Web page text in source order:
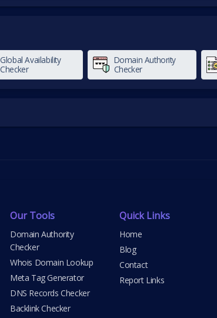
Global Availability
Checker
Domain Authority
Checker
Our Tools
Domain Authority
Checker
Whois Domain Lookup
Meta Tag Generator
DNS Records Checker
Backlink Checker
Quick Links
Home
Blog
Contact
Report Links